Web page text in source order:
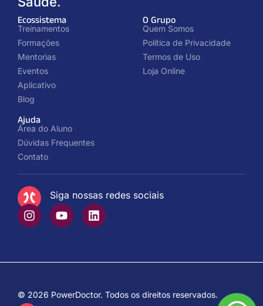
Ecossistema
Treinamentos
Formações
Mentorias
Eventos
Aplicativo
Blog
O Grupo
Quem Somos
Política de Privacidade
Termos de Uso
Loja Online
Ajuda
Área do Aluno
Dúvidas Frequentes
Contato
Siga nossas redes sociais
© 2026 PowerDoctor. Todos os direitos reservados.